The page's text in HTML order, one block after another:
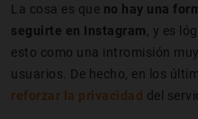
La cosa es que no hay una
seguirte en Instagram , y es
esto como una intromisión
usuarios. De hecho, en los
reforzar la privacidad del